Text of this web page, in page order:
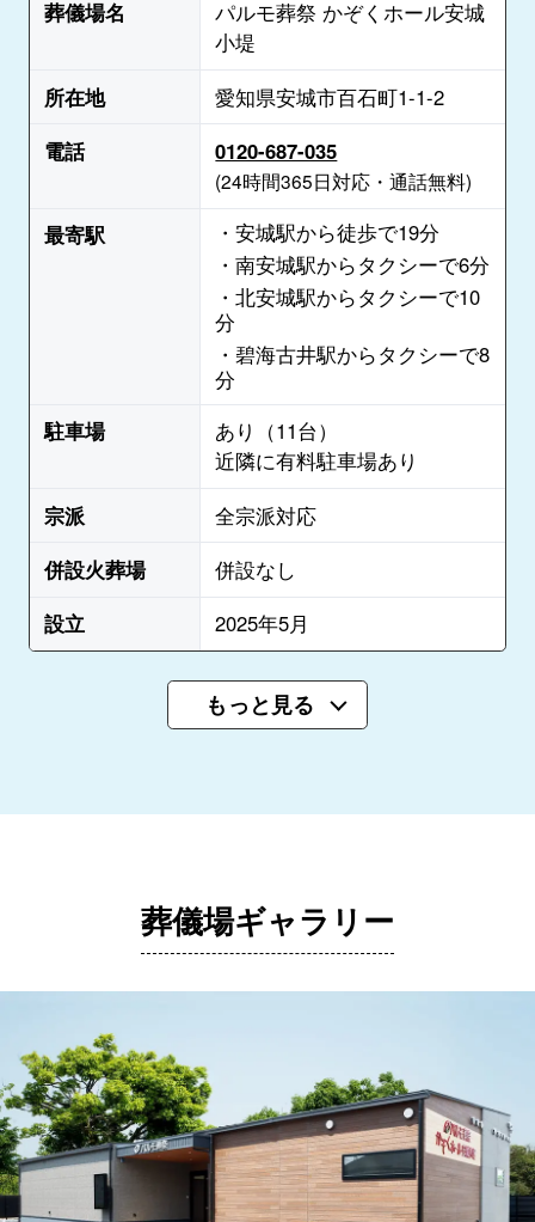
葬儀場名
パルモ葬祭 かぞくホール安城
小堤
所在地
愛知県安城市百石町1-1-2
電話
0120-687-035
(24時間365日対応・通話無料)
最寄駅
・安城駅から徒歩で19分
・南安城駅からタクシーで6分
・北安城駅からタクシーで10
分
・碧海古井駅からタクシーで8
分
駐車場
あり（11台）
近隣に有料駐車場あり
宗派
全宗派対応
併設火葬場
併設なし
設立
2025年5月
もっと見る
葬儀場ギャラリー